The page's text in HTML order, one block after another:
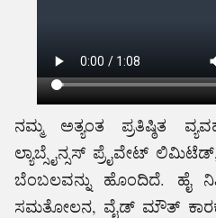
ನಮ್ಮ ಅತ್ಯಂತ ಪ್ರತಿಷ್ಠಿತ
ಲ್ಯಾಬ್ಸೈನ್ಸಸ್ ಪ್ರೈವೇಟ್
ಬೆಂಬಲವನ್ನು ಹೊಂದಿದೆ. ಹೈ
ಸಮತೋಲನ, ವೈಡ್ ಮೌತ್